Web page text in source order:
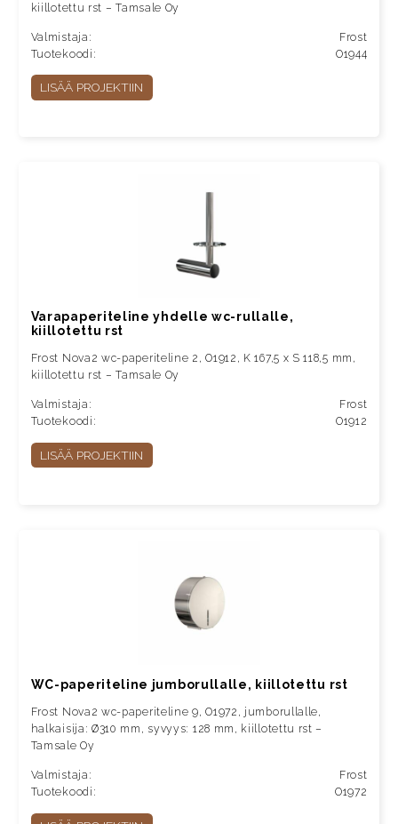
kiillotettu rst – Tamsale Oy
Valmistaja:
Frost
Tuotekoodi:
O1944
LISÄÄ PROJEKTIIN
Varapaperiteline yhdelle wc-rullalle,
kiillotettu rst
Frost Nova2 wc-paperiteline 2, O1912, K 167,5 x S 118,5 mm,
kiillotettu rst – Tamsale Oy
Valmistaja:
Frost
Tuotekoodi:
O1912
LISÄÄ PROJEKTIIN
WC-paperiteline jumborullalle, kiillotettu rst
Frost Nova2 wc-paperiteline 9, O1972, jumborullalle,
halkaisija: Ø310 mm, syvyys: 128 mm, kiillotettu rst –
Tamsale Oy
Valmistaja:
Frost
Tuotekoodi:
O1972